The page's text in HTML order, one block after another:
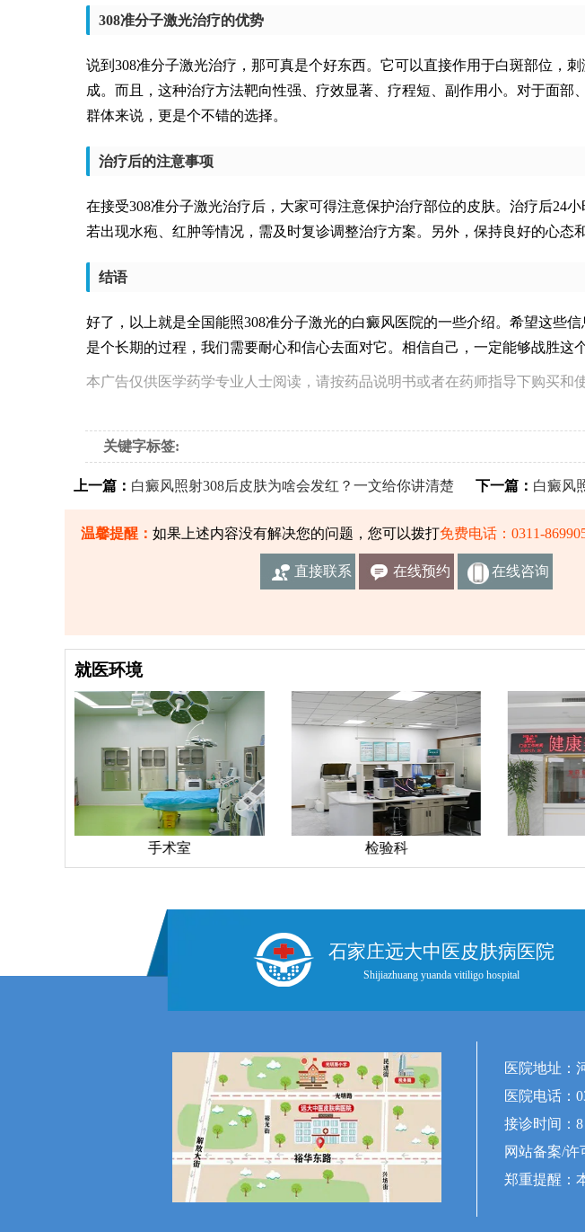
308准分子激光治疗的优势
说到308准分子激光治疗，那可真是个好东西。它可以直接作用于白斑部位，
成。而且，这种治疗方法靶向性强、疗效显著、疗程短、副作用小。对于面部
群体来说，更是个不错的选择。
治疗后的注意事项
在接受308准分子激光治疗后，大家可得注意保护治疗部位的皮肤。治疗后24
若出现水疱、红肿等情况，需及时复诊调整治疗方案。另外，保持良好的心态
结语
好了，以上就是全国能照308准分子激光的白癜风医院的一些介绍。希望这些
是个长期的过程，我们需要耐心和信心去面对它。相信自己，一定能够战胜这
本广告仅供医学药学专业人士阅读，请按药品说明书或者在药师指导下购买和
关键字标签:
上一篇： 白癜风照射308后皮肤为啥会发红？一文给你讲清楚 下一篇： 白癜风
温馨提醒：如果上述内容没有解决您的问题，您可以拨打免费电话：0311-
直接联系 在线预约 在线咨询
就医环境
手术室 检验科
石家庄远大中医皮肤病医院
Shijiazhuang yuanda vitiligo hospital
医院地址：
医院电话：
接诊时间：8
网站备案/许
郑重提醒：